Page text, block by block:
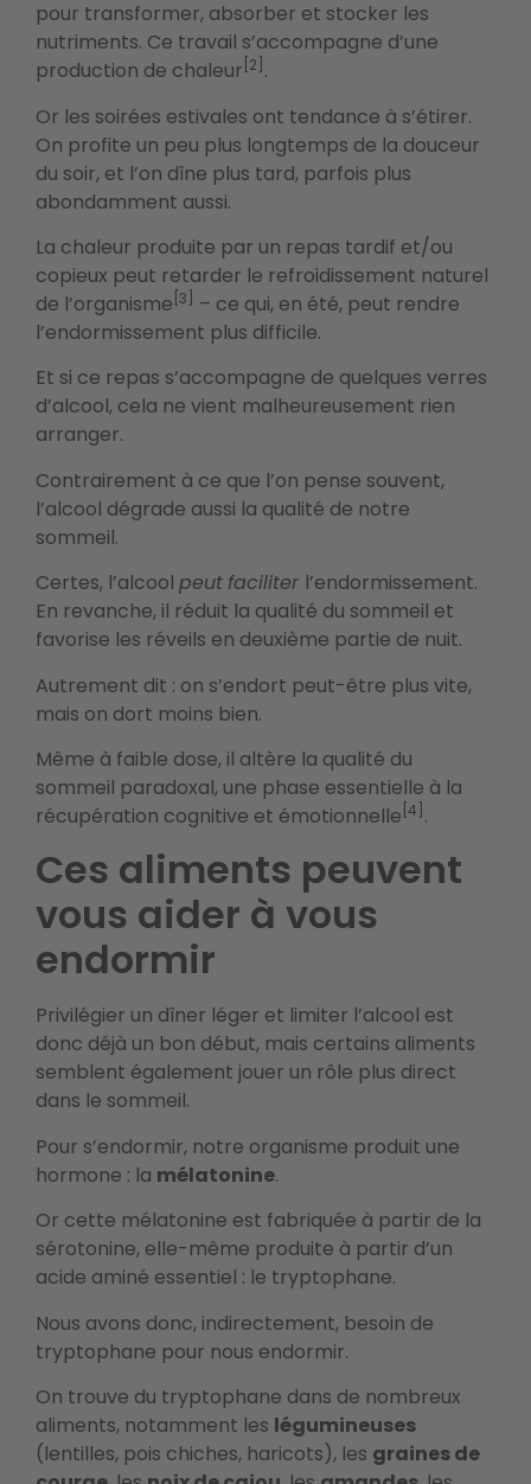
pour transformer, absorber et stocker les
nutriments. Ce travail s’accompagne d’une
production de chaleur [2] .
Or les soirées estivales ont tendance à s’étirer.
On profite un peu plus longtemps de la douceur
du soir, et l’on dîne plus tard, parfois plus
abondamment aussi.
La chaleur produite par un repas tardif et/ou
copieux peut retarder le refroidissement naturel
de l’organisme [3]
– ce qui, en été, peut rendre
l’endormissement plus difficile.
Et si ce repas s’accompagne de quelques verres
d’alcool, cela ne vient malheureusement rien
arranger.
Contrairement à ce que l’on pense souvent,
l’alcool dégrade aussi la qualité de notre
sommeil.
Certes, l’alcool peut faciliter l’endormissement.
En revanche, il réduit la qualité du sommeil et
favorise les réveils en deuxième partie de nuit.
Autrement dit : on s’endort peut-être plus vite,
mais on dort moins bien.
Même à faible dose, il altère la qualité du
sommeil paradoxal, une phase essentielle à la
récupération cognitive et émotionnelle [4] .
Ces aliments peuvent
vous aider à vous
endormir
Privilégier un dîner léger et limiter l’alcool est
donc déjà un bon début, mais certains aliments
semblent également jouer un rôle plus direct
dans le sommeil.
Pour s’endormir, notre organisme produit une
hormone : la mélatonine.
Or cette mélatonine est fabriquée à partir de la
sérotonine, elle-même produite à partir d’un
acide aminé essentiel : le tryptophane.
Nous avons donc, indirectement, besoin de
tryptophane pour nous endormir.
On trouve du tryptophane dans de nombreux
aliments, notamment les légumineuses
(lentilles, pois chiches, haricots), les graines de